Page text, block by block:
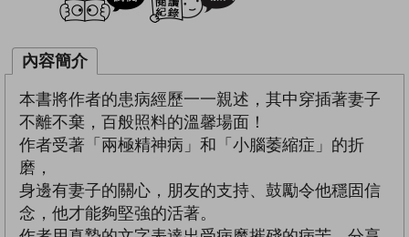
內容簡介
本書將作者的患病經歷一一親述，其中穿插著妻子
不離不棄，百般照料的溫馨場面！
作者受著「兩極精神病」和「小腦萎縮症」的折
磨，
身邊有妻子的關心，朋友的支持、鼓勵令他穩固信
念，他才能夠堅強的活著。